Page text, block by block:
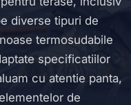
diverse tipuri de
termosudabile
specificatiilor
cu atentie panta,
de